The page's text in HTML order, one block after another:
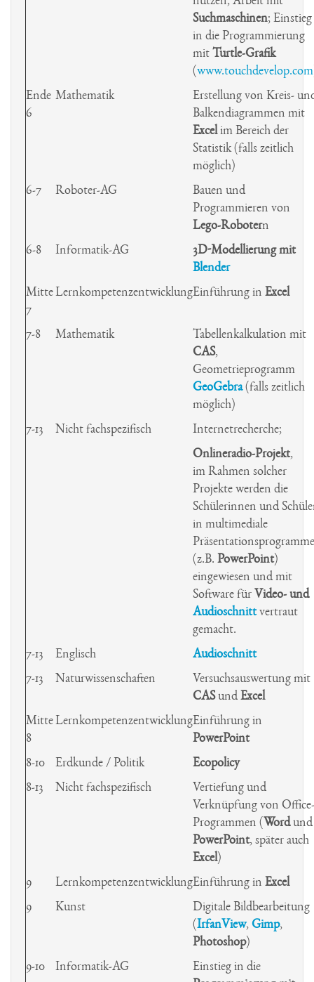
Suchmaschinen; Einstieg
in die Programmierung
mit Turtle-Grafik
(www.touchdevelop.com
Ende
6
Mathematik
Erstellung von Kreis-
Balkendiagrammen mit
Excelim Bereich der
Statistik (falls zeitlich
möglich)
6-7
Roboter-AG
Bauen und
Programmieren von
Lego-Robotern
6-8
Informatik-AG
3D-Modellierung mit
Blender
Mitte
7
LernkompetenzentwicklungEinführung in Excel
7-8 Mathematik
Tabellenkalkulation mit
CAS,
Geometrieprogramm
GeoGebra(falls zeitlich
möglich)
7-13
Nicht fachspezifisch
Internetrecherche;
Onlineradio-Projekt,
im Rahmen solcher
Projekte werden die
Schülerinnen und
in multimediale
Präsentationsprogramme
(z.B. PowerPoint)
eingewiesen und mit
Software für Video- und
Audioschnittvertraut
gemacht.
7-13
Englisch
Audioschnitt
7-13
Naturwissenschaften
Versuchsauswertung mit
CASund Excel
Mitte
8
LernkompetenzentwicklungEinführung in
PowerPoint
8-10
Erdkunde / Politik
Ecopolicy
8-13
Nicht fachspezifisch
Vertiefung und
Verknüpfung von Office-
Programmen ( Wordund
PowerPoint, später auch
Excel)
9
LernkompetenzentwicklungEinführung in Excel
9
Kunst
Digitale Bildbearbeitung
(IrfanView, Gimp,
Photoshop)
9-10
Informatik-AG
Einstieg in die
Japan AG
Schulgarten
MIG
Engagement
Prävention
Umweltschutz